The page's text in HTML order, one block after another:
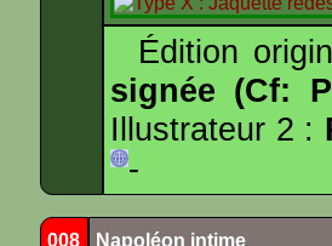
Édition
signée (Cf:
Illustrateur 2 :
-
008 Napoléon intime